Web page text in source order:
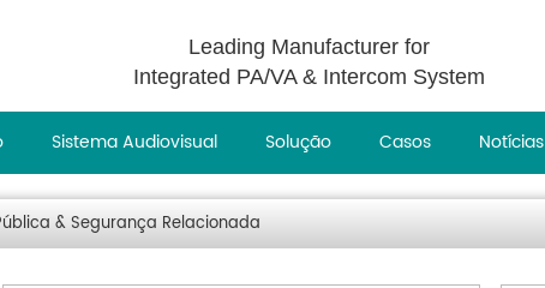
Leading Manufacturer for
Integrated PA/VA & Intercom System
Sistema Audiovisual Solução Casos Notícias
& Segurança Relacionada